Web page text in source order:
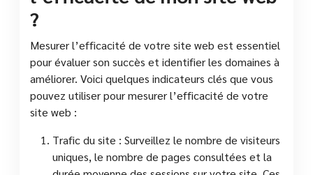
?
Mesurer l’efficacité de votre site web est essentiel
pour évaluer son succès et identifier les domaines à
améliorer. Voici quelques indicateurs clés que vous
pouvez utiliser pour mesurer l’efficacité de votre
site web :
Trafic du site : Surveillez le nombre de visiteurs
uniques, le nombre de pages consultées et la